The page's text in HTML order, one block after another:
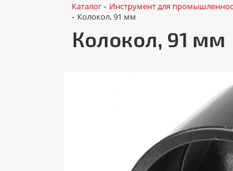
Каталог- Инструмент для
- Колокол, 91 мм
Колокол, 91 мм